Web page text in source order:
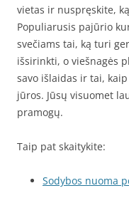
vietas ir nuspręskite,
Populiarusis pajūrio
svečiams tai, ką turi
išsirinkti, o viešnagės
savo išlaidas ir tai,
jūros. Jūsų visuomet
pramogų.
Taip pat skaitykite:
Sodybos nuoma